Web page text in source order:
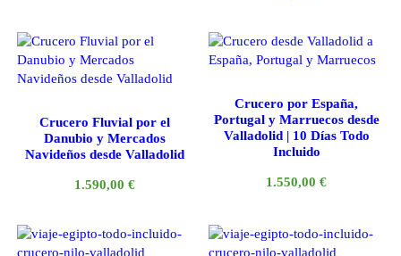
Crucero Fluvial por el
Danubio y Mercados
Navideños desde Valladolid
1.590,00 €
Crucero por España,
Portugal y Marruecos desde
Valladolid | 10 Días Todo
Incluido
1.550,00€